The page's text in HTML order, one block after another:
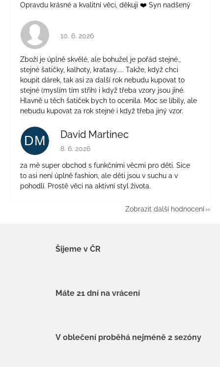
Opravdu krásné a kvalitní věci, děkuji ❤️ Syn nadšený
Hodnocení obchodu je 4 z 5 hvězdiček.
10. 6. 2026
Zboží je úplně skvělé, ale bohužel je pořád stejné.,
stejné šatičky, kalhoty, kraťasy..... Takže, když chci
koupit dárek, tak asi za další rok nebudu kupovat to
stejné (myslím tím střih) i když třeba vzory jsou jiné.
Hlavně u těch šatiček bych to ocenila. Moc se líbily, ale
nebudu kupovat za rok stejné i když třeba jiný vzor.
DM David Martinec
Hodnocení obchodu je 5 z 5 hvězdiček.
8. 6. 2026
za mě super obchod s funkčními věcmi pro děti. Sice
to asi není úplně fashion, ale děti jsou v suchu a v
pohodlí. Prostě věci na aktivní styl života.
Zobrazit další hodnocení
Šijeme v ČR
Máte 21 dní na vrácení
V oblečení proběhá nejméně 2 sezóny